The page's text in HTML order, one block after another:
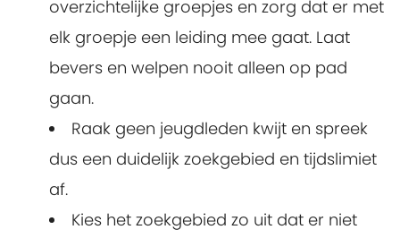
overzichtelijke groepjes en zorg dat er met
elk groepje een leiding mee gaat. Laat
bevers en welpen nooit alleen op pad
gaan.
Raak geen jeugdleden kwijt en spreek
dus een duidelijk zoekgebied en tijdslimiet
af.
Kies het zoekgebied zo uit dat er niet